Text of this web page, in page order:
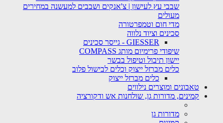
שבבי עץ לעישון | צ'אנקים ושבבים למעשנה במחירים
מעולים
מדי חום וטמפרטורה
סכינים וציוד נלווה
GIESSER - גייסר סכינים
שיפודי פרימיום מותג COMPASS
יישון תיבול וטיפול בבשר
כלים מברזל ייצוק וכלים לבישול פלוב
כלים מברזל ייצוק
טאבונים ומוצרים נילווים
קמינים, מדורות גן, שולחנות אש ודקורציה
מדורות גן